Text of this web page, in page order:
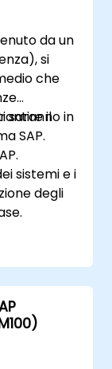
da un
si
che
il
SAP.
saranno in
sistemi e i
degli
in